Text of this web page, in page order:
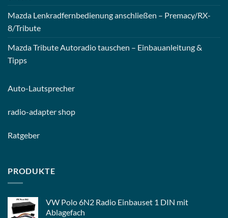
Mazda Lenkradfernbedienung anschließen – Premacy/RX-
8/Tribute
Mazda Tribute Autoradio tauschen – Einbauanleitung &
Tipps
Auto-Lautsprecher
radio-adapter shop
Ratgeber
PRODUKTE
VW Polo 6N2 Radio Einbauset 1 DIN mit
Ablagefach